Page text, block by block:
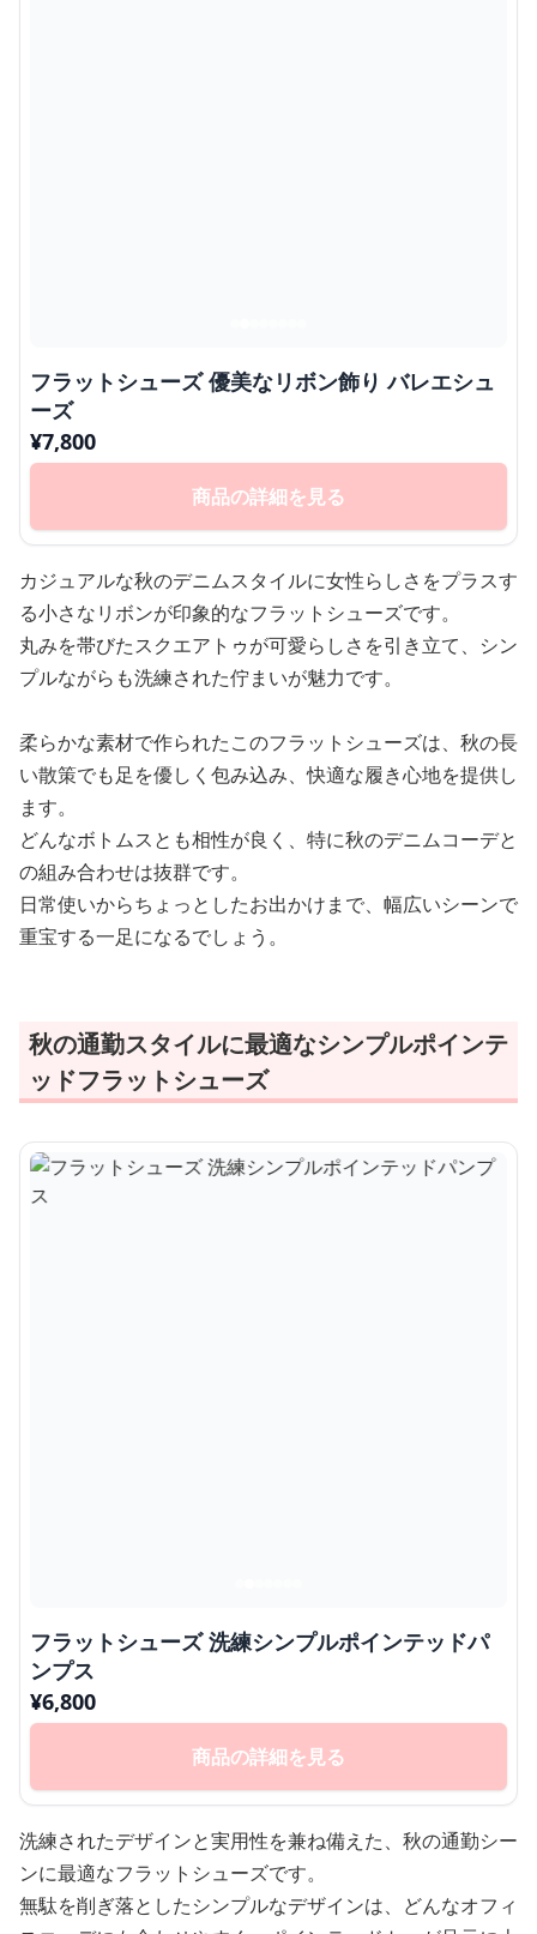
フラットシューズ 優美なリボン飾り バレエシュ
ーズ
¥7,800
商品の詳細を見る
カジュアルな秋のデニムスタイルに女性らしさをプラスす
る小さなリボンが印象的なフラットシューズです。
丸みを帯びたスクエアトゥが可愛らしさを引き立て、シン
プルながらも洗練された佇まいが魅力です。
柔らかな素材で作られたこのフラットシューズは、秋の長
い散策でも足を優しく包み込み、快適な履き心地を提供し
ます。
どんなボトムスとも相性が良く、特に秋のデニムコーデと
の組み合わせは抜群です。
日常使いからちょっとしたお出かけまで、幅広いシーンで
重宝する一足になるでしょう。
秋の通勤スタイルに最適なシンプルポインテ
ッドフラットシューズ
フラットシューズ 洗練シンプルポインテッドパ
ンプス
¥6,800
商品の詳細を見る
洗練されたデザインと実用性を兼ね備えた、秋の通勤シー
ンに最適なフラットシューズです。
無駄を削ぎ落としたシンプルなデザインは、どんなオフィ